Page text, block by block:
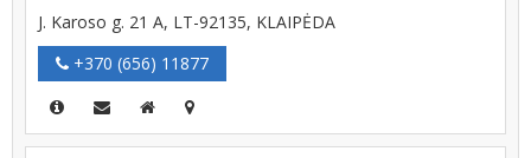
J. Karoso g. 21 A, LT-92135, KLAIPĖDA
+370 (656) 11877